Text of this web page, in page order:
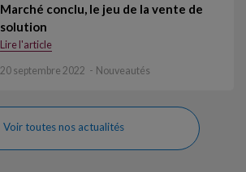
Marché conclu, le jeu de la vente de
solution
Lire l'article
20 septembre 2022 Nouveautés
Voir toutes nos actualités